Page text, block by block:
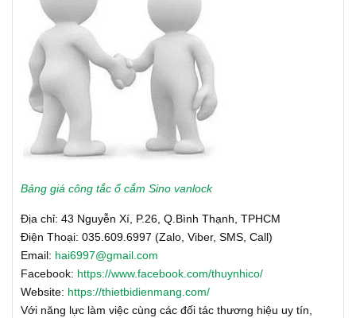
Bảng giá công tắc ổ cắm Sino vanlock
Địa chỉ: 43 Nguyễn Xí, P.26, Q.Bình Thạnh, TPHCM
Điện Thoại: 035.609.6997 (Zalo, Viber, SMS, Call)
Email: hai6997@gmail.com
Facebook: https://www.facebook.com/thuynhico/
Website: https://thietbidienmang.com/
Với năng lực làm việc cùng các đối tác thương hiệu uy tín,